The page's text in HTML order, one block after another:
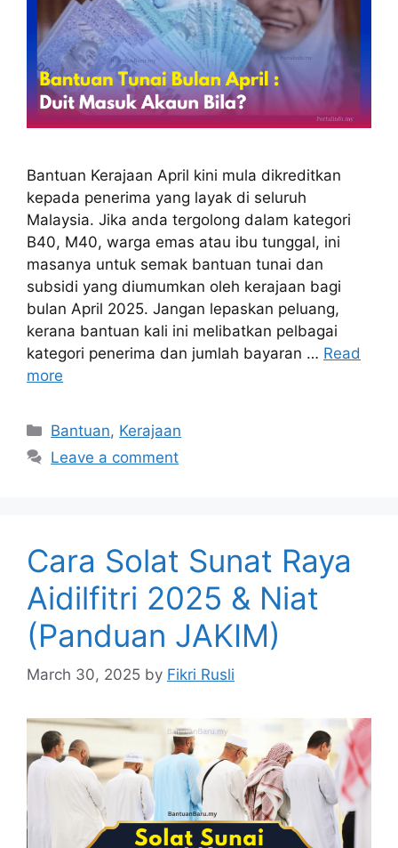
Bantuan Kerajaan April kini mula dikreditkan
kepada penerima yang layak di seluruh
Malaysia. Jika anda tergolong dalam kategori
B40, M40, warga emas atau ibu tunggal, ini
masanya untuk semak bantuan tunai dan
subsidi yang diumumkan oleh kerajaan bagi
bulan April 2025. Jangan lepaskan peluang,
kerana bantuan kali ini melibatkan pelbagai
kategori penerima dan jumlah bayaran … Read
more
Categories
Bantuan, Kerajaan
Leave a comment
Cara Solat Sunat Raya
Aidilfitri 2025 & Niat
(Panduan JAKIM)
March 30, 2025 by Fikri Rusli